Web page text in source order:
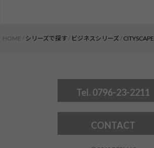
HOME シリーズで探す ビジネスシリーズ CITYSCAPE
Tel. 0796-23-2211
CONTACT